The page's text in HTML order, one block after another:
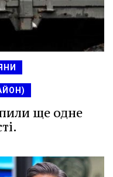
ще одне